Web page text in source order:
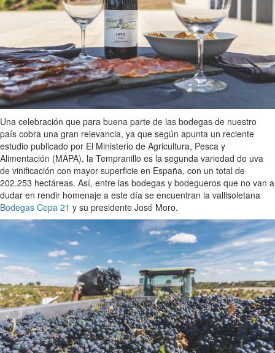
Una celebración que para buena parte de las bodegas de nuestro
país cobra una gran relevancia, ya que según apunta un reciente
estudio publicado por El Ministerio de Agricultura, Pesca y
Alimentación (MAPA), la Tempranillo es la segunda variedad de uva
de vinificación con mayor superficie en España, con un total de
202.253 hectáreas. Así, entre las bodegas y bodegueros que no van a
dudar en rendir homenaje a este día se encuentran la vallisoletana
Bodegas Cepa 21 y su presidente José Moro.